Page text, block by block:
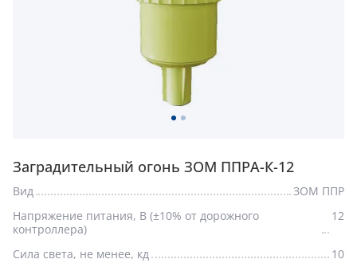
Заградительный огонь ЗОМ ППРА-К-12
Вид
ЗОМ ППР
Напряжение питания, В (±10% от дорожного
контроллера)
12
Сила света, не менее, кд 10